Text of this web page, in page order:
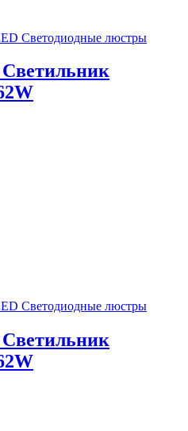
Светодиодные люстры
Светодиодные люстры